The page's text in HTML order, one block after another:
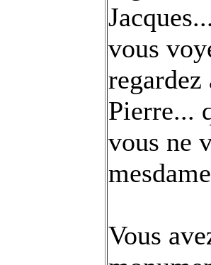
vous
regardez
Pierre...
vous ne
Vous